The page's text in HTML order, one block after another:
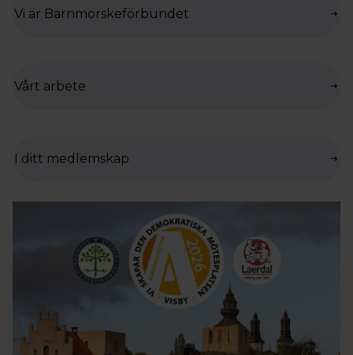
Vi är Barnmorskeförbundet
Vårt arbete
I ditt medlemskap